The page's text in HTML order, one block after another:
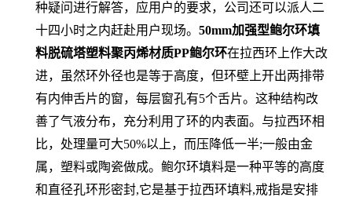
种疑问进行解答，应用户的要求，公司还可以派人二
十四小时之内赶赴用户现场。 50mm加强型鲍尔环填
料脱硫塔塑料聚丙烯材质PP鲍尔环在拉西环上作大改
进，虽然环外径也是等于高度，但环壁上开出两排带
有内伸舌片的窗，每层窗孔有5个舌片。这种结构改
善了气液分布，充分利用了环的内表面。与拉西环相
比，处理量可大50%以上，而压降低一半;一般由金
属，塑料或陶瓷做成。鲍尔环填料是一种平等的高度
和直径孔环形密封,它是基于拉西环填料,戒指是安排